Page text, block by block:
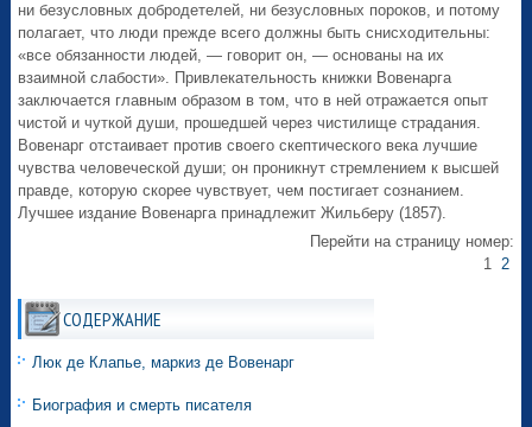
ни безусловных добродетелей, ни безусловных пороков, и потому
полагает, что люди прежде всего должны быть снисходительны:
«все обязанности людей, — говорит он, — основаны на их
взаимной слабости». Привлекательность книжки Вовенарга
заключается главным образом в том, что в ней отражается опыт
чистой и чуткой души, прошедшей через чистилище страдания.
Вовенарг отстаивает против своего скептического века лучшие
чувства человеческой души; он проникнут стремлением к высшей
правде, которую скорее чувствует, чем постигает сознанием.
Лучшее издание Вовенарга принадлежит Жильберу (1857).
Перейти на страницу номер:
1 2
СОДЕРЖАНИЕ
Люк де Клапье, маркиз де Вовенарг
Биография и смерть писателя